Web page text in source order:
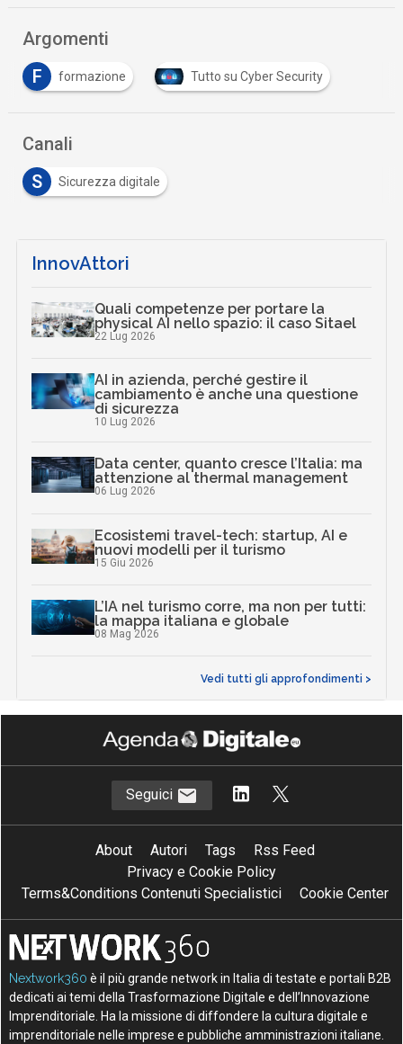
Argomenti
F
formazione Tutto su Cyber Security
Canali
S
Sicurezza digitale
InnovAttori
Quali competenze per portare la
physical AI nello spazio: il caso Sitael
22 Lug 2026
AI in azienda, perché gestire il
cambiamento è anche una questione
di sicurezza
10 Lug 2026
Data center, quanto cresce l’Italia: ma
attenzione al thermal management
06 Lug 2026
Ecosistemi travel-tech: startup, AI e
nuovi modelli per il turismo
15 Giu 2026
L’IA nel turismo corre, ma non per tutti:
la mappa italiana e globale
08 Mag 2026
Vedi tutti gli approfondimenti >
Seguici
About Autori Tags
Rss Feed
Privacy e Cookie Policy
Terms&Conditions Contenuti Specialistici
Cookie Center
Nextwork360 è il più grande network in Italia di testate e portali B2B
dedicati ai temi della Trasformazione Digitale e dell’Innovazione
Imprenditoriale. Ha la missione di diffondere la cultura digitale e
imprenditoriale nelle imprese e pubbliche amministrazioni italiane.